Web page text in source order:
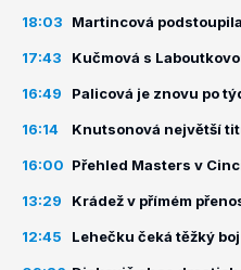
18:03 Martincová
17:43 Kučmová s
16:49 Palicová je znovu po
16:14 Knutsonová největší
16:00 Přehled Masters v
13:29 Krádež v přímém
12:45 Lehečku čeká těžký